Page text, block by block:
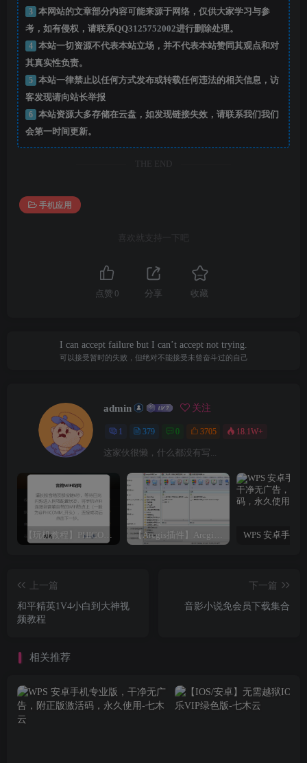
3
本网站的文章部分内容可能来源于网络，仅供大家学习与参
考，如有侵权，请联系QQ3125752002进行删除处理。
4
本站一切资源不代表本站立场，并不代表本站赞同其观点和对
其真实性负责。
5
本站一律禁止以任何方式发布或转载任何违法的相关信息，访
客发现请向站长举报
6
本站资源大多存储在云盘，如发现链接失效，请联系我们我们
会第一时间更新。
THE END
手机应用
喜欢就支持一下吧
点赞 0 分享 收藏
I can accept failure but I can’t accept not trying.
可以接受暂时的失败，但绝对不能接受未曾奋斗过的自己
admin 关注
1 379 0 3705 18.1W+
这家伙很懒，什么都没有写...
【玩机教程】PHICOMM斐讯R1音响免拆免Root完美复活 【Arcgis插件】Arcgis符号库大全（打包下载）
上一篇
和平精英1V4小白到大神视
频教程
下一篇
音影小说免会员下载集合
相关推荐